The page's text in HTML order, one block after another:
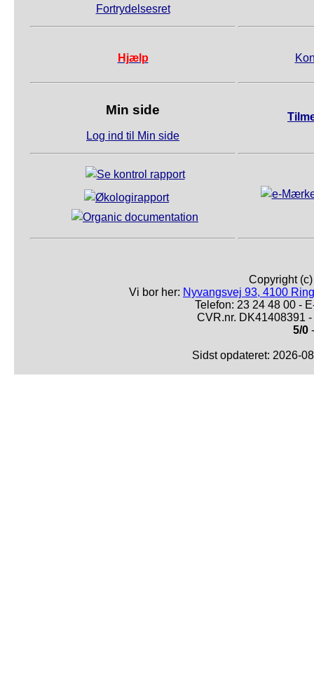
Fortrydelsesret
Hjælp
Min side
Log ind til Min side
Copyright
Vi bor her: Nyvangsvej 93, 4100
Telefon: 23 24 48 00 -
CVR.nr. DK41408391
5/0
Sidst opdateret: 2026-